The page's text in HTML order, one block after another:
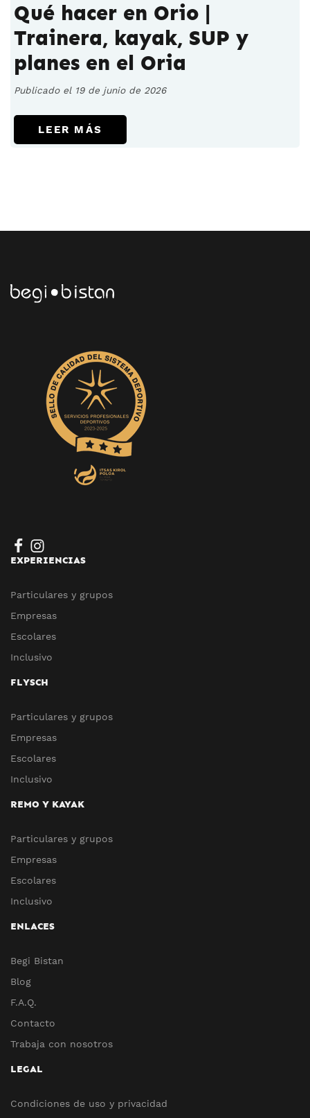
Qué hacer en Orio |
Trainera, kayak, SUP y
planes en el Oria
Publicado el 19 de junio de 2026
LEER MÁS
EXPERIENCIAS
Particulares y grupos
Empresas
Escolares
Inclusivo
FLYSCH
Particulares y grupos
Empresas
Escolares
Inclusivo
REMO Y KAYAK
Particulares y grupos
Empresas
Escolares
Inclusivo
ENLACES
Begi Bistan
Blog
F.A.Q.
Contacto
Trabaja con nosotros
LEGAL
Condiciones de uso y privacidad